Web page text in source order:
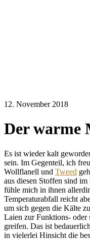
12. November 2018
Der warme
Es ist wieder kalt
sein. Im Gegenteil, ich
Wollflanell und Tweed
aus diesen Stoffen sind
fühle mich in ihnen
Temperaturabfall reicht
um sich gegen die Kälte
Laien zur Funktions- oder
greifen. Das ist
in vielerlei Hinsicht die